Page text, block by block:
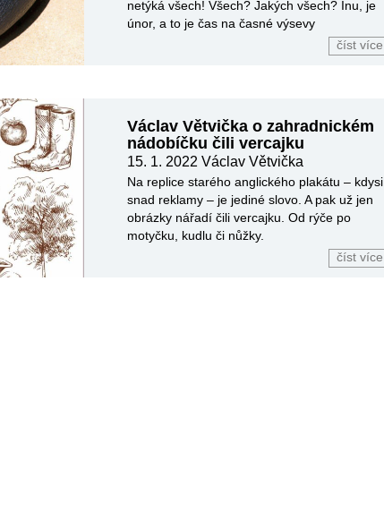
netýká všech! Všech? Jakých všech? Inu, je
únor, a to je čas na časné výsevy
číst více
Václav Větvička o zahradnickém
nádobíčku čili vercajku
15. 1. 2022Václav Větvička
Na replice starého anglického plakátu – kdysi
snad reklamy – je jediné slovo. A pak už jen
obrázky nářadí čili vercajku. Od rýče po
motyčku, kudlu či nůžky.
číst více